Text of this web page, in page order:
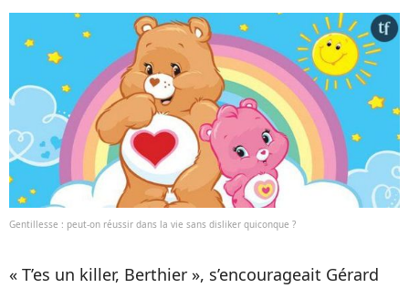
Gentillesse : peut-on réussir dans la vie sans disliker quiconque ?
« T’es un killer, Berthier », s’encourageait Gérard